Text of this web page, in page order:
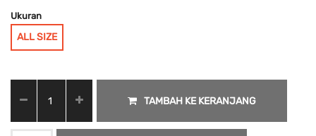
Ukuran
ALL SIZE
TAMBAH KE KERANJANG